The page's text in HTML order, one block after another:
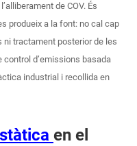
de COV. És
produeix a la font: no cal cap
tractament posterior de les
control d’emissions basada
industrial i recollida en
en el